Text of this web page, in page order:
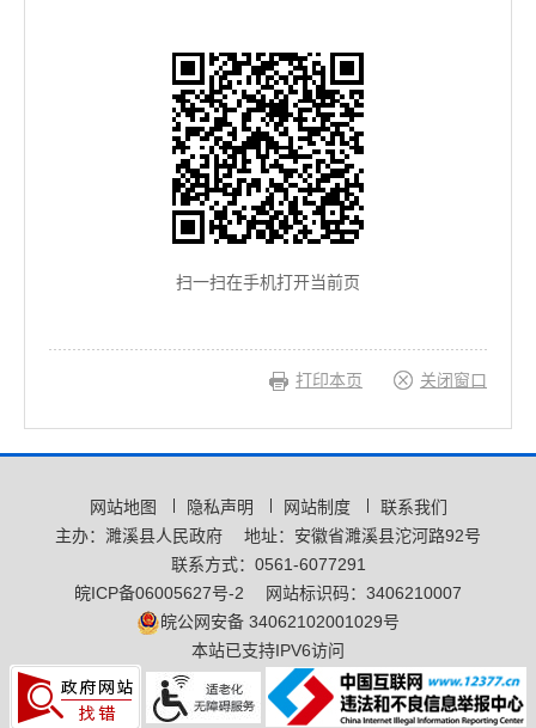
扫一扫在手机打开当前页
打印本页 关闭窗口
网站地图 隐私声明 网站制度
联系我们
主办：濉溪县人民政府
地址：安徽省濉溪县沱河路92号
联系方式：0561-6077291
皖ICP备06005627号-2
网站标识码：3406210007
皖公网安备 34062102001029号
本站已支持IPV6访问